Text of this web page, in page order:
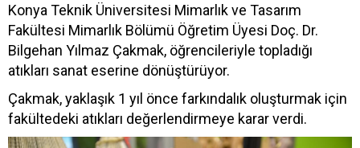
Konya Teknik Üniversitesi Mimarlık ve Tasarım
Fakültesi Mimarlık Bölümü Öğretim Üyesi Doç. Dr.
Bilgehan Yılmaz Çakmak, öğrencileriyle topladığı
atıkları sanat eserine dönüştürüyor.
Çakmak, yaklaşık 1 yıl önce farkındalık oluşturmak için
fakültedeki atıkları değerlendirmeye karar verdi.